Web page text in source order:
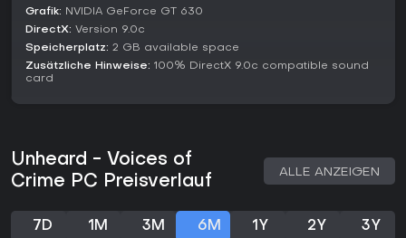
Kernformat festhalten.
Seit dem Launch 2019 kamen kostenlose DLCs wie Unheard -
The Lethal Script und Unheard - 中元节特别篇 hinzu, die die
weiter unterstützt, und kürzliche Spieleraktivität zeigt
anhaltendes Interesse durch positive Reviews der letzten 30
Lohnt es sich?
Grafik: NVIDIA GeForce GT 630
DirectX: Version 9.0c
Speicherplatz: 2 GB available space
Zusätzliche Hinweise: 100% DirectX 9.0c compatible sound
card
Unheard - Voices of
Crime PC Preisverlauf
ALLE ANZEIGEN
7D 1M 3M 6M 1Y 2Y 3Y